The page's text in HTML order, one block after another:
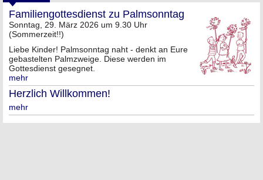
Familiengottesdienst zu Palmsonntag
Sonntag, 29. März 2026 um 9.30 Uhr
(Sommerzeit!!)
Liebe Kinder! Palmsonntag naht - denkt an Eure
gebastelten Palmzweige. Diese werden im
Gottesdienst gesegnet.
mehr
Herzlich Willkommen!
mehr